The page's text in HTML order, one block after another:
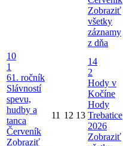
Zobraziť
všetky
záznamy
z dňa
10
1
61. ročník
Slávností
spevu,
hudby a
tanca
Červeník
Zobraziť
11 12 13
14
2
Hody v
Kočíne
Hody
Trebatice
2026
Zobraziť